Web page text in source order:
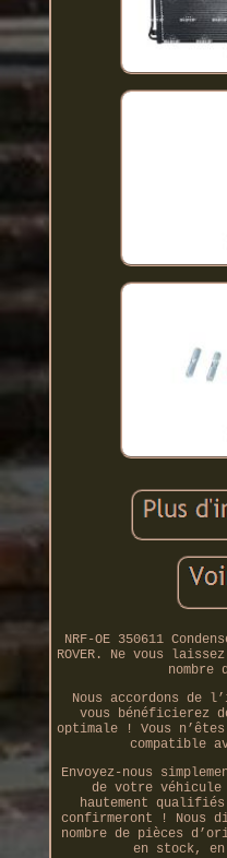
NRF-OE 350611
ROVER. Ne vous
nombre
Nous accordons de
vous bénéficierez
optimale ! Vous
compatible
Envoyez-nous
de votre
hautement
confirmeront ! Nous
nombre de pièces
en stock,